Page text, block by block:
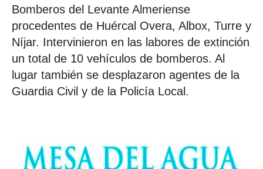
Bomberos del Levante Almeriense
procedentes de Huércal Overa, Albox, Turre y
Níjar. Intervinieron en las labores de extinción
un total de 10 vehículos de bomberos. Al
lugar también se desplazaron agentes de la
Guardia Civil y de la Policía Local.